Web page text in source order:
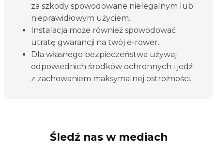
za szkody spowodowane nielegalnym lub
nieprawidłowym użyciem.
Instalacja może również spowodować
utratę gwarancji na twój e-rower.
Dla własnego bezpieczeństwa używaj
odpowiednich środków ochronnych i jedź
z zachowaniem maksymalnej ostrożności.
Śledź nas w mediach